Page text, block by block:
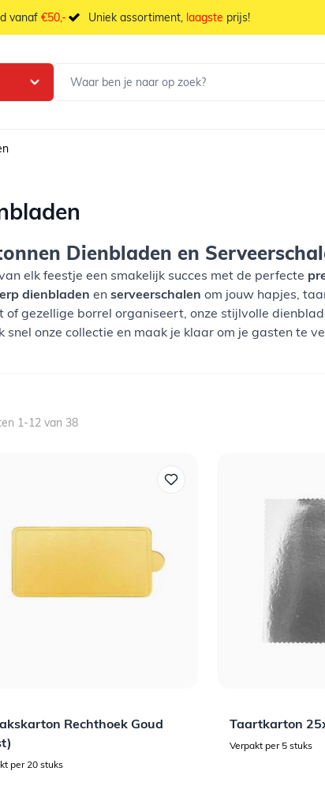
vanaf €50,- Uniek assortiment, laagste prijs!
Dienbladen en
elk feestje een smakelijk succes met de perfecte
dienbladen en serveerschalen om jouw hapjes,
of gezellige borrel organiseert, onze stijlvolle
snel onze collectie en maak je klaar om je gasten te
1-12 van 38
Rechthoek Goud
per 20 stuks
Taartkarton
Verpakt per 5 stuks